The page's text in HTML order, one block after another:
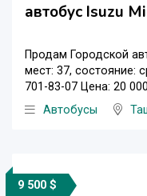
автобус Isuzu
Продам Городской
мест: 37, состояние:
701-83-07 Цeнa: 20
Автобусы
9 500 $